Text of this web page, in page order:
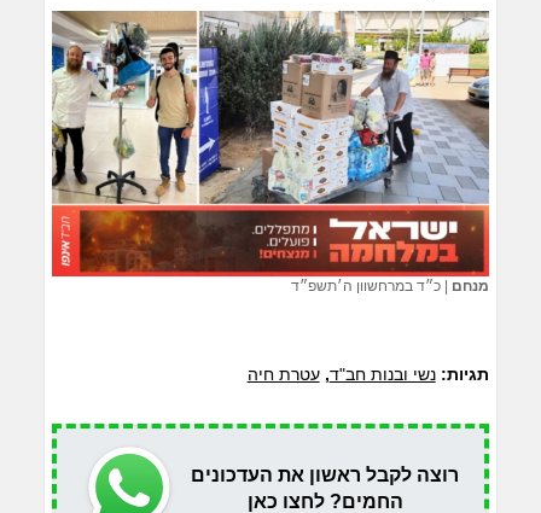
מנחם |כ״ד במרחשוון ה׳תשפ״ד
תגיות:נשי ובנות חב"ד,עטרת חיה
רוצה לקבל ראשון את העדכונים
החמים? לחצו כאן